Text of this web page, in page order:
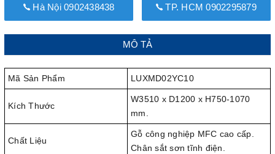
Hà Nội 0902438438 TP. HCM 0902295879
MÔ TẢ
Mã Sản Phẩm LUXMD02YC10
Kích Thước
W3510 x D1200 x H750-1070
mm.
Chất Liệu
Gỗ công nghiệp MFC cao cấp.
Chân sắt sơn tĩnh điện.